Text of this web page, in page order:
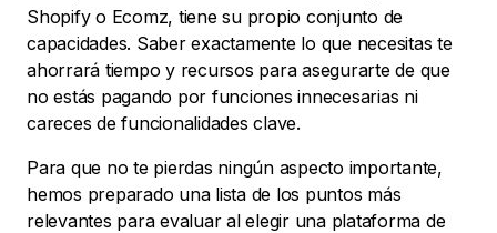
Shopify o Ecomz, tiene su propio conjunto de
capacidades. Saber exactamente lo que necesitas te
ahorrará tiempo y recursos para asegurarte de que
no estás pagando por funciones innecesarias ni
careces de funcionalidades clave.
Para que no te pierdas ningún aspecto importante,
hemos preparado una lista de los puntos más
relevantes para evaluar al elegir una plataforma de